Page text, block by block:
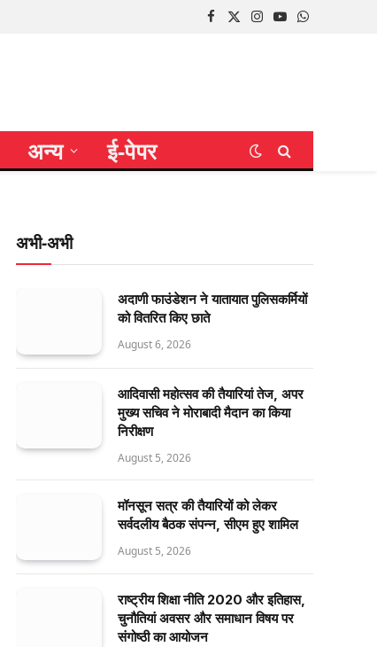
Facebook
X
Instagram
YouTubeWhatsApp
अन्य ई-पेपर
अभी-अभी
अदाणी फाउंडेशन ने यातायात पुलिसकर्मियों
को वितरित किए छाते
August 6, 2026
आदिवासी महोत्सव की तैयारियां तेज, अपर
मुख्य सचिव ने मोराबादी मैदान का किया
निरीक्षण
August 5, 2026
मॉनसून सत्र की तैयारियों को लेकर
सर्वदलीय बैठक संपन्न, सीएम हुए शामिल
August 5, 2026
राष्ट्रीय शिक्षा नीति 2020 और इतिहास,
चुनौतियां अवसर और समाधान विषय पर
संगोष्ठी का आयोजन